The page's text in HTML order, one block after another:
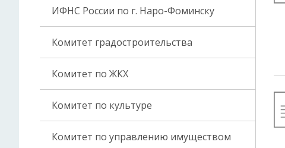
ИФНС России по г. Наро-Фоминску
Комитет градостроительства
Комитет по ЖКХ
Комитет по культуре
Комитет по управлению имуществом